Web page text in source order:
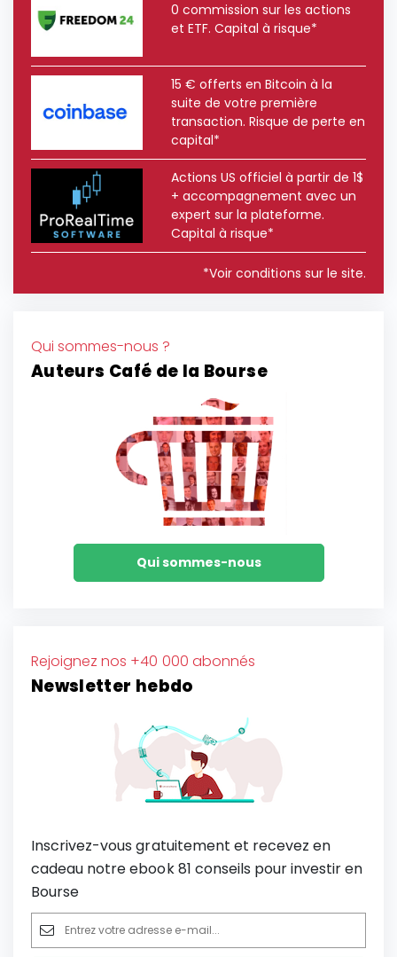
0 commission sur les actions
et ETF. Capital à risque*
15 € offerts en Bitcoin à la
suite de votre première
transaction. Risque de perte en
capital*
Actions US officiel à partir de 1$
+ accompagnement avec un
expert sur la plateforme.
Capital à risque*
*Voir conditions sur le site.
Qui sommes-nous ?
Auteurs Café de la Bourse
Qui sommes-nous
Rejoignez nos +40 000 abonnés
Newsletter hebdo
Inscrivez-vous gratuitement et recevez en
cadeau notre ebook 81 conseils pour investir en
Bourse